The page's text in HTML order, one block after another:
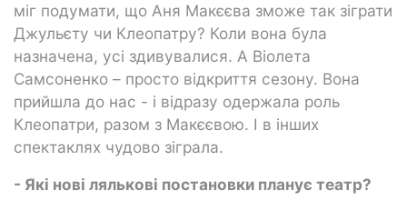
міг подумати, що Аня Макєєва зможе так зіграти
Джульєту чи Клеопатру? Коли вона була
назначена, усі здивувалися. А Віолета
Самсоненко – просто відкриття сезону. Вона
прийшла до нас - і відразу одержала роль
Клеопатри, разом з Макєєвою. І в інших
спектаклях чудово зіграла.
- Які нові лялькові постановки планує театр?